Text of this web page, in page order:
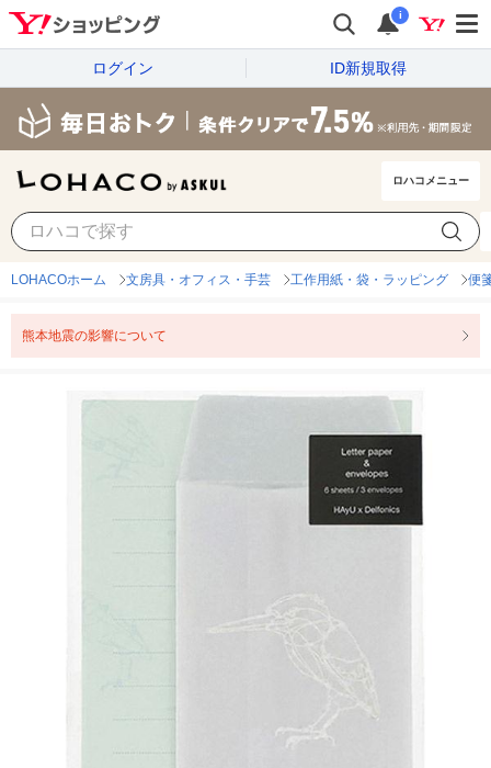
i
ログイン ID新規取得
ロハコメニュー
LOHACOホーム 文房具・オフィス・手芸 工作用紙・袋・ラッピング 便
熊本地震の影響について